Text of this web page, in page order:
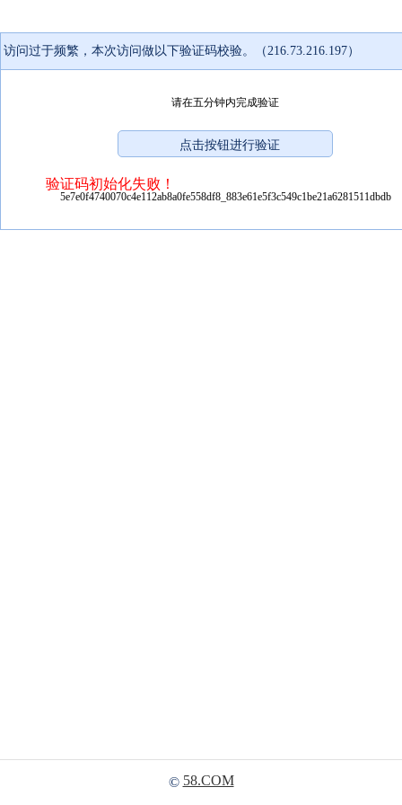
访问过于频繁，本次访问做以下验证码校验。（216.73.216.197）
请在五分钟内完成验证
验证码初始化失败！
5e7e0f4740070c4e112ab8a0fe558df8_883e61e5f3c549c1be21a6281511dbdb
© 58.COM